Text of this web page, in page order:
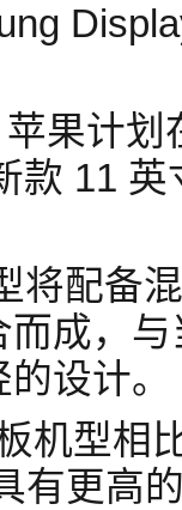
果计
款 11
将配备
成，
设计。
机型相
有更高